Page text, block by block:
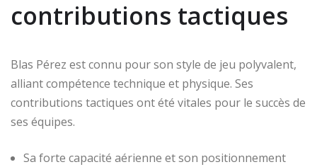
contributions tactiques
Blas Pérez est connu pour son style de jeu polyvalent,
alliant compétence technique et physique. Ses
contributions tactiques ont été vitales pour le succès de
ses équipes.
Sa forte capacité aérienne et son positionnement